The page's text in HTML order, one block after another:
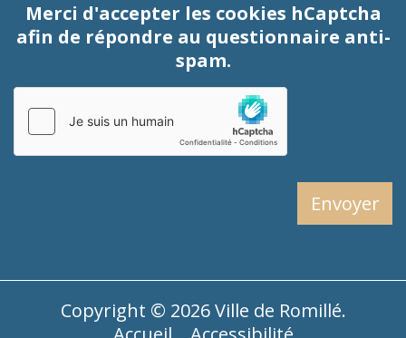
Merci d'accepter les cookies hCaptcha
afin de répondre au questionnaire anti-
spam.
Copyright © 2026Ville de Romillé.